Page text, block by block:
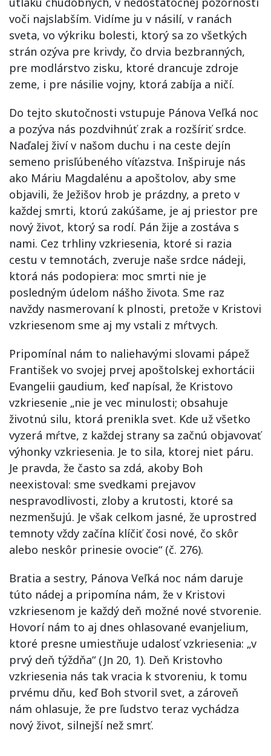
voči najslabším. Vidíme ju v násilí, v ranách
sveta, vo výkriku bolesti, ktorý sa zo všetkých
strán ozýva pre krivdy, čo drvia bezbranných,
pre modlárstvo zisku, ktoré drancuje zdroje
zeme, i pre násilie vojny, ktorá zabíja a ničí.
Do tejto skutočnosti vstupuje Pánova Veľká noc
a pozýva nás pozdvihnúť zrak a rozšíriť srdce.
Naďalej živí v našom duchu i na ceste dejín
semeno prisľúbeného víťazstva. Inšpiruje nás
ako Máriu Magdalénu a apoštolov, aby sme
objavili, že Ježišov hrob je prázdny, a preto v
každej smrti, ktorú zakúšame, je aj priestor pre
nový život, ktorý sa rodí. Pán žije a zostáva s
nami. Cez trhliny vzkriesenia, ktoré si razia
cestu v temnotách, zveruje naše srdce nádeji,
ktorá nás podopiera: moc smrti nie je
posledným údelom nášho života. Sme raz
navždy nasmerovaní k plnosti, pretože v Kristovi
vzkriesenom sme aj my vstali z mŕtvych.
Pripomínal nám to naliehavými slovami pápež
František vo svojej prvej apoštolskej exhortácii
Evangelii gaudium, keď napísal, že Kristovo
vzkriesenie „nie je vec minulosti; obsahuje
životnú silu, ktorá prenikla svet. Kde už všetko
vyzerá mŕtve, z každej strany sa začnú objavovať
výhonky vzkriesenia. Je to sila, ktorej niet páru.
Je pravda, že často sa zdá, akoby Boh
neexistoval: sme svedkami prejavov
nespravodlivosti, zloby a krutosti, ktoré sa
nezmenšujú. Je však celkom jasné, že uprostred
temnoty vždy začína klíčiť čosi nové, čo skôr
alebo neskôr prinesie ovocie“ (č. 276).
Bratia a sestry, Pánova Veľká noc nám daruje
túto nádej a pripomína nám, že v Kristovi
vzkriesenom je každý deň možné nové stvorenie.
Hovorí nám to aj dnes ohlasované evanjelium,
ktoré presne umiestňuje udalosť vzkriesenia: „v
prvý deň týždňa“ (Jn 20, 1). Deň Kristovho
vzkriesenia nás tak vracia k stvoreniu, k tomu
prvému dňu, keď Boh stvoril svet, a zároveň
nám ohlasuje, že pre ľudstvo teraz vychádza
nový život, silnejší než smrť.